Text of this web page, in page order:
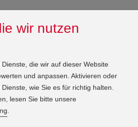
wir nutzen
die wir auf dieser Website
und anpassen. Aktivieren oder
wie Sie es für richtig halten.
lesen Sie bitte unsere